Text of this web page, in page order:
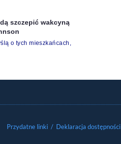
szczepić wakcyną
o tych mieszkańcach,
Przydatne linki / Deklaracja dostępności